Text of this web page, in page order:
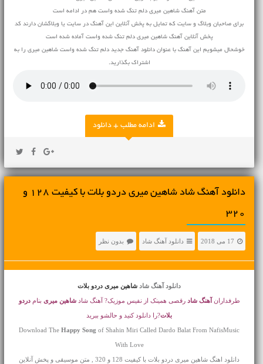
متن آهنگ شاهین میری دلم تنگ شده واست هم در ادامه است
برای صاحبان وبلاگ و سایت که تمایل به پخش آنلاین این آهنگ در سایت یا وبلاگشان دارند کد
پخش آنلاین آهنگ شاهین میری دلم تنگ شده واست آماده شده است
خوشحال میشویم این آهنگ با عنوان دانلود آهنگ جدید دلم تنگ شده واست شاهین میری را به
اشتراک بگذارید.
ادامه مطلب + دانلود
دانلود آهنگ شاد شاهین میری دردو بلات با کیفیت 128 و
320
17 می 2018 دانلود آهنگ شاد بدون نظر
دانلود آهنگ شادشاهین میری دردو بلات
طرفداران آهنگ شاد رقصی همینک از نفیس موزیک? آهنگ شادشاهین میری بنامدردو
بلات?را دانلود کنید و حالشو ببرید
Download TheHappy Song of Shahin Miri Called Dardo Balat From NafisMusic
With Love
دانلود اهنگ شاهین میری دردو بلات با کیفیت 128 و 320 , متن موسیقی و پخش آنلاین